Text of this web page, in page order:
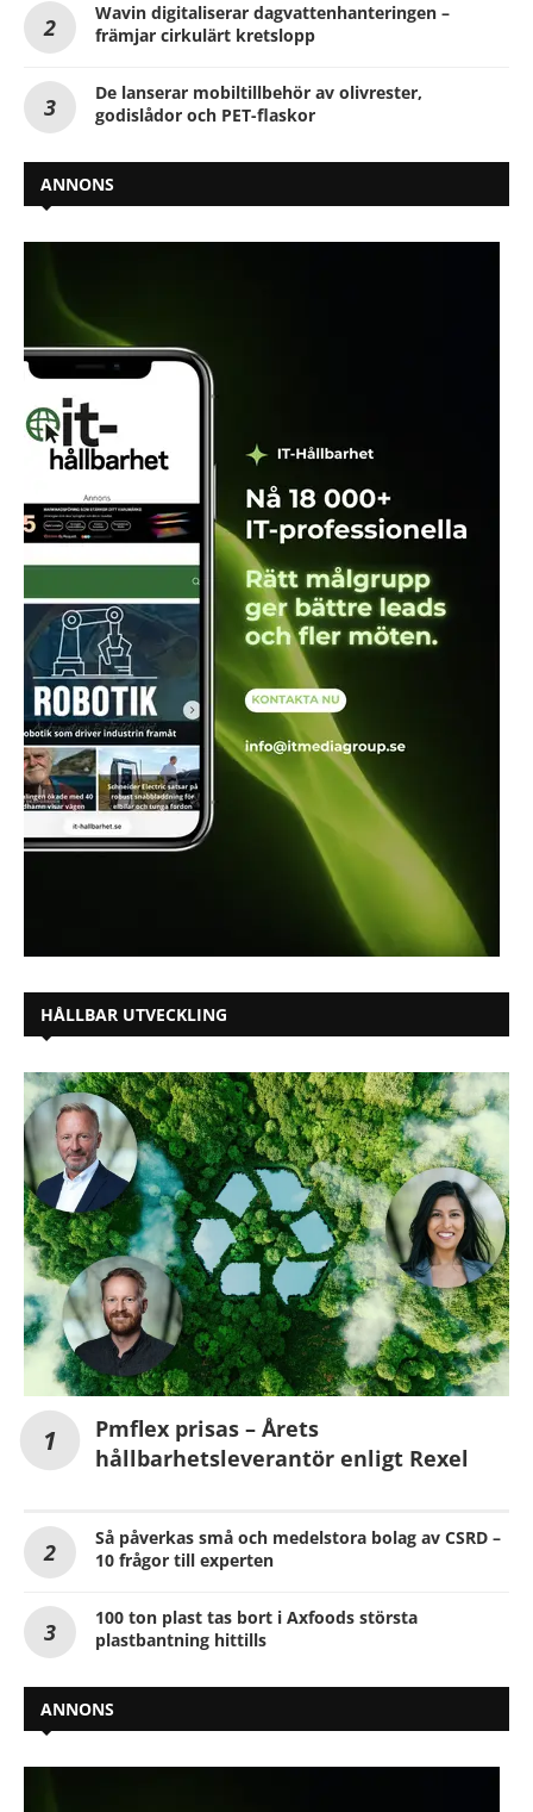
Wavin digitaliserar dagvattenhanteringen –
främjar cirkulärt kretslopp
De lanserar mobiltillbehör av olivrester,
godislådor och PET-flaskor
ANNONS
HÅLLBAR UTVECKLING
Pmflex prisas – Årets
hållbarhetsleverantör enligt Rexel
Så påverkas små och medelstora bolag av CSRD –
10 frågor till experten
100 ton plast tas bort i Axfoods största
plastbantning hittills
ANNONS